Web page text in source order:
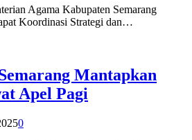
Agama Kabupaten Semarang
Koordinasi Strategi dan…
Mantapkan
Apel Pagi
0